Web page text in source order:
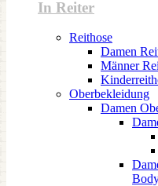
In Reiter
Reithose
Damen
Männer
Oberbekleidung
Damen